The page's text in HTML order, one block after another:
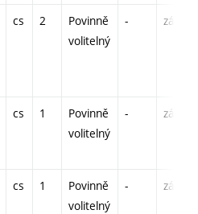
cs 2
Povinně
volitelný
- zá
cs 1
Povinně
volitelný
- zá
cs 1
Povinně
volitelný
- zá